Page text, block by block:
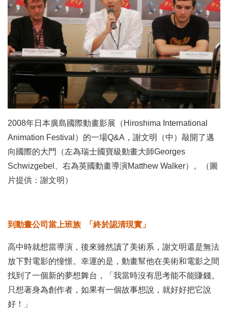
2008年日本廣島國際動畫影展（Hiroshima International
Animation Festival）的一場Q&A，謝文明（中）敲開了邁
向國際的大門（左為瑞士國寶級動畫大師Georges
Schwizgebel、右為英國動畫導演Matthew Walker）。（圖
片提供：謝文明）
到動畫公司當上班族 「終於認清現實」
高中時就想當導演，後來雖然讀了美術系，謝文明還是無法
放下對電影的憧憬。幸運的是，動畫幫他在美術和電影之間
找到了一個新的夢想舞台，「我當時沒有思考能不能賺錢。
只想著身為創作者，如果有一個故事想說，就好好把它說
好！」